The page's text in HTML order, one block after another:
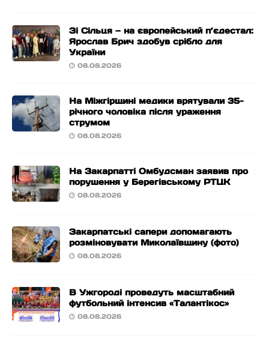
Зі Сільця — на європейський п’єдестал:
Ярослав Брич здобув срібло для
України
08.08.2026
На Міжгірщині медики врятували 35-
річного чоловіка після ураження
струмом
08.08.2026
На Закарпатті Омбудсман заявив про
порушення у Берегівському РТЦК
08.08.2026
Закарпатські сапери допомагають
розміновувати Миколаївщину (фото)
08.08.2026
В Ужгороді проведуть масштабний
футбольний інтенсив «Талантікос»
08.08.2026